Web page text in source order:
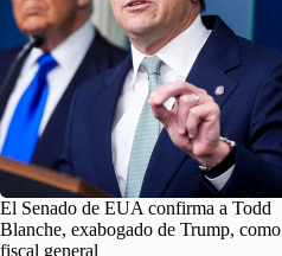
El Senado de EUA confirma a Todd
Blanche, exabogado de Trump, como
fiscal general